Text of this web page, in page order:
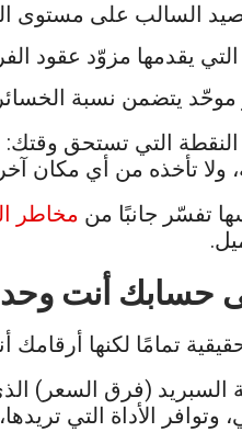
السالب على مستوى
التي يقدمها مزوّد عقود
يتضمن نسبة
النقطة التي تستحق
ولا تأخذه من أي مكان
تفسّر جانبًا من مخاطر
حسابك أنت
حقيقية تمامًا لكنها
السبريد (فرق السعر)
وتوافر الأداة التي